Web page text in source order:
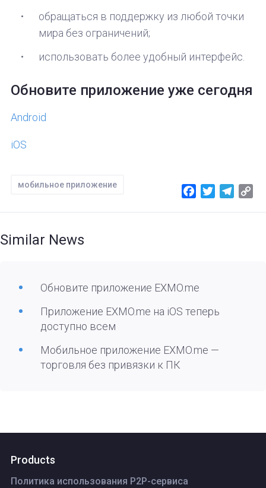
обращаться в поддержку из любой точки
мира без ограничений;
использовать более удобный интерфейс.
Обновите приложение уже сегодня
Android
iOS
мобильное приложение
FacebookTwitter
Similar News
Обновите приложение EXMO.me
Приложение EXMO.me на iOS теперь
доступно всем
Мобильное приложение EXMO.me —
торговля без привязки к ПК
Products
Политика использования P2P-сервиса